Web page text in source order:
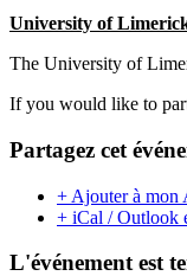
University of
The University of
If you would like to
Partagez cet
+ Ajouter à mon
+ iCal / Outlook
L'événement est